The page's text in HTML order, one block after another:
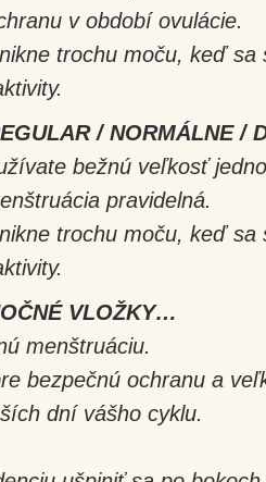
v období ovulácie.
trochu moču, keď sa
/ NORMÁLNE /
bežnú veľkosť
pravidelná.
trochu moču, keď sa
VLOŽKY…
menštruáciu.
bezpečnú ochranu a
dní vášho cyklu.